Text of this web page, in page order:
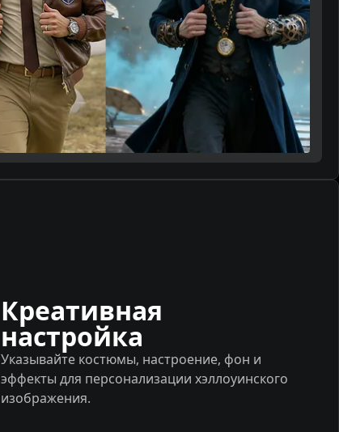
Креативная
настройка
Указывайте костюмы, настроение, фон и
эффекты для персонализации хэллоуинского
изображения.